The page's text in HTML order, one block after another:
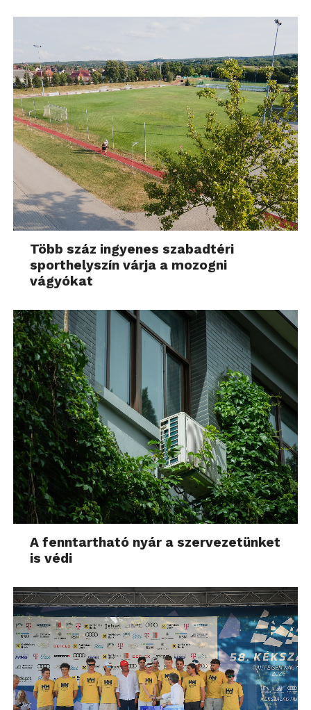
Több száz ingyenes szabadtéri
sporthelyszín várja a mozogni
vágyókat
A fenntartható nyár a szervezetünket
is védi